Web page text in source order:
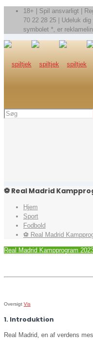
18+ | Spil ansvarligt |
70 22 28 25 | Udeluk dig
symbolet *, er
⚽️ Real Madrid
Hjem
Sport
Fodbold
⚽️ Real Madrid
Real Madrid Kampprogram
Oversigt Vis
1. Introduktion
Real Madrid, en af verdens